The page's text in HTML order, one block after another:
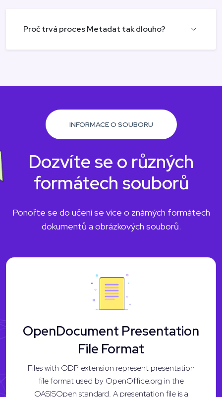
Proč trvá proces Metadat tak dlouho?
INFORMACE O SOUBORU
Dozvíte se o různých
formátech souborů
Ponořte se do učení se více o známých formátech
dokumentů a obrázkových souborů.
OpenDocument Presentation
File Format
Files with ODP extension represent presentation
file format used by OpenOffice.org in the
OASISOpen standard. A presentation file is a